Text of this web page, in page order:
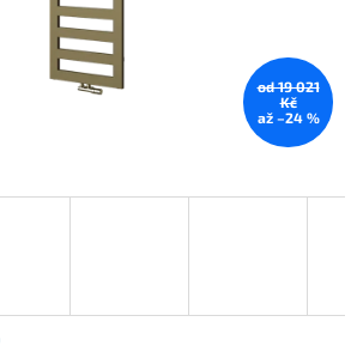
od 19 021
Kč
až –24 %